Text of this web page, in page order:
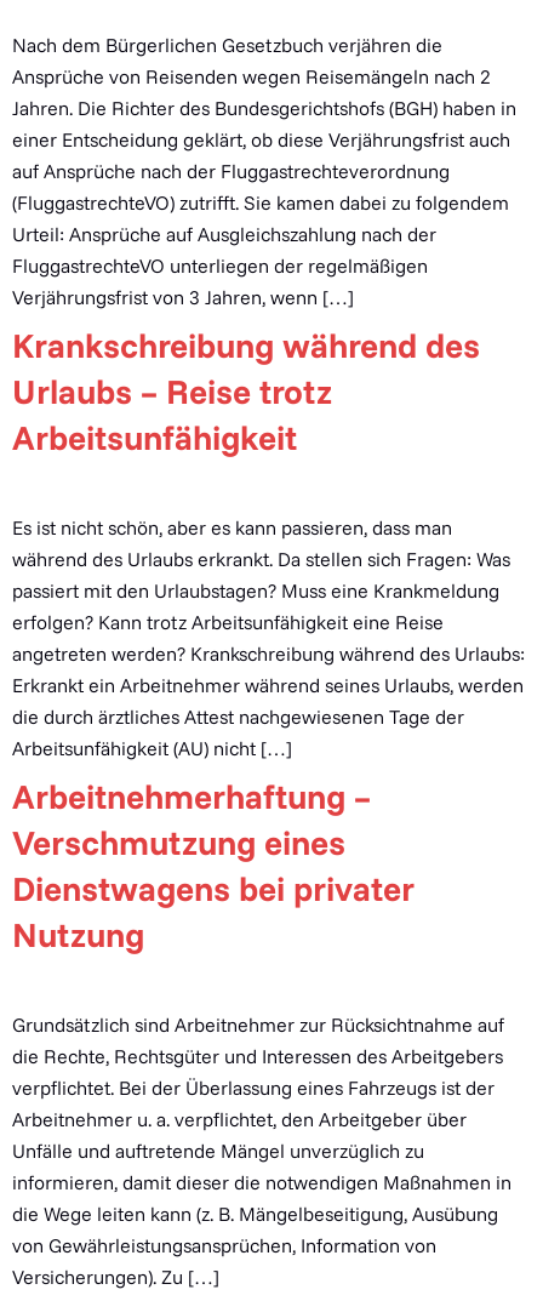
Nach dem Bürgerlichen Gesetzbuch verjähren die
Ansprüche von Reisenden wegen Reisemängeln nach 2
Jahren. Die Richter des Bundesgerichtshofs (BGH) haben in
einer Entscheidung geklärt, ob diese Verjährungsfrist auch
auf Ansprüche nach der Fluggastrechteverordnung
(FluggastrechteVO) zutrifft. Sie kamen dabei zu folgendem
Urteil: Ansprüche auf Ausgleichszahlung nach der
FluggastrechteVO unterliegen der regelmäßigen
Verjährungsfrist von 3 Jahren, wenn […]
Krankschreibung während des
Urlaubs – Reise trotz
Arbeitsunfähigkeit
Es ist nicht schön, aber es kann passieren, dass man
während des Urlaubs erkrankt. Da stellen sich Fragen: Was
passiert mit den Urlaubstagen? Muss eine Krankmeldung
erfolgen? Kann trotz Arbeitsunfähigkeit eine Reise
angetreten werden? Krankschreibung während des Urlaubs:
Erkrankt ein Arbeitnehmer während seines Urlaubs, werden
die durch ärztliches Attest nachgewiesenen Tage der
Arbeitsunfähigkeit (AU) nicht […]
Arbeitnehmerhaftung –
Verschmutzung eines
Dienstwagens bei privater
Nutzung
Grundsätzlich sind Arbeitnehmer zur Rücksichtnahme auf
die Rechte, Rechtsgüter und Interessen des Arbeitgebers
verpflichtet. Bei der Überlassung eines Fahrzeugs ist der
Arbeitnehmer u. a. verpflichtet, den Arbeitgeber über
Unfälle und auftretende Mängel unverzüglich zu
informieren, damit dieser die notwendigen Maßnahmen in
die Wege leiten kann (z. B. Mängelbeseitigung, Ausübung
von Gewährleistungsansprüchen, Information von
Versicherungen). Zu […]